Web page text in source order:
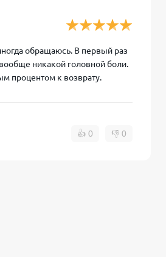
обращаюсь. В первый раз
никакой головной боли.
процентом к возврату.
👍 0 👎 0